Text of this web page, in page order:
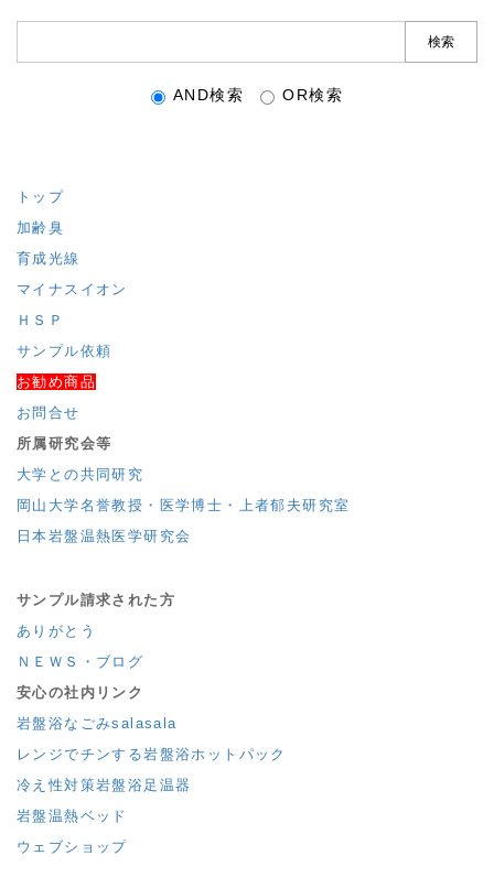
AND検索 OR検索
トップ
加齢臭
育成光線
マイナスイオン
ＨＳＰ
サンプル依頼
お勧め商品
お問合せ
所属研究会等
大学との共同研究
岡山大学名誉教授・医学博士・上者郁夫研究室
日本岩盤温熱医学研究会
サンプル請求された方
ありがとう
ＮＥＷＳ・ブログ
安心の社内リンク
岩盤浴なごみsalasala
レンジでチンする岩盤浴ホットパック
冷え性対策岩盤浴足温器
岩盤温熱ベッド
ウェブショップ